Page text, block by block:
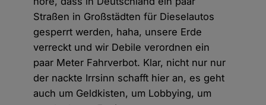
Straßen in Großstädten für Dieselautos
gesperrt werden, haha, unsere Erde
verreckt und wir Debile verordnen ein
paar Meter Fahrverbot. Klar, nicht nur nur
der nackte Irrsinn schafft hier an, es geht
auch um Geldkisten, um Lobbying, um